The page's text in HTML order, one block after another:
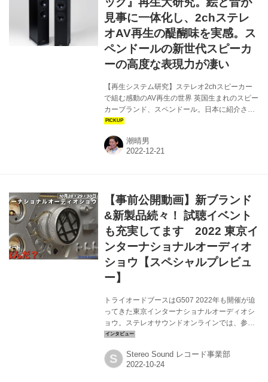
見事に一体化し、2chステレ
オAV再生の醍醐味を実感。ス
ペンドールの新世代スピーカ
ーの高度な表現力が凄い
【再生システム研究】ステレオ2chスピーカー
で組む感動のAV再生の世界 英国生まれのスピー
カーブランド、スペンドール。日本に紹介され
てはや60年近くの時が流れた本ブランドは、や
ジが色濃く残る。メーカーとしてのスタートは
1971年だが、創業者の一人であるスペンサー・
オーディオファンの中にはこのスピーカーのユ
ーザーになった人も多いのではないだろうか。
そのスペンドールが最新のプログラムソースに
フォーカスした新製品D-L...
潮晴男
【事前公開動画】新ブランド
&新製品続々！ 試聴イベント
も充実してます 2022 東京イ
ンターナショナルオーディオ
ショウ【スペシャルプレビュ
ー】
トライオードブースはG507 2022年も開催が迫
ってきた東京インターナショナルオーディオシ
ョウ。ステレオサウンドオンラインでは、参加
を予定しているメーカー、輸入商社を先取りビ
聴会の概要、そして各ブランドの魅力を動画で
お伝えいたします！ 今年の東京インターナショ
S Stereo Sound レコード事業部